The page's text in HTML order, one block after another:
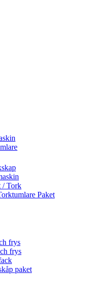
/ Tork
Paket
frys
frys
paket